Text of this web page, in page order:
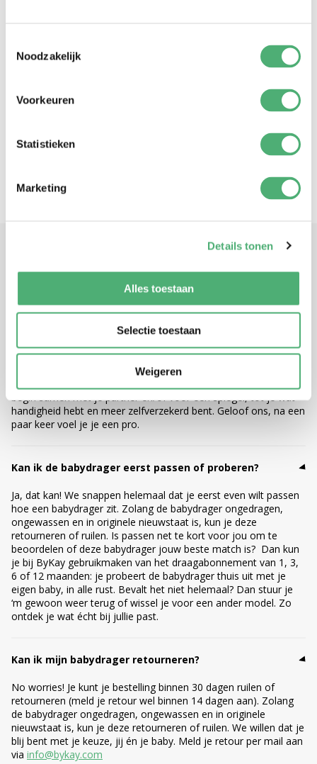
Noodzakelijk
Voorkeuren
Statistieken
Marketing
Details tonen
Alles toestaan
Selectie toestaan
Weigeren
FAQ
Kan ik de babydrager alleen omdoen?
Ja, alle ByKay babydragers zijn ontworpen voor ouders die vaak
alleen op pad zijn met baby. Met een beetje oefening (en onze
instructievideo’s
begin samen met je partner en/of voor een spiegel, tot je wat
handigheid hebt en meer zelfverzekerd bent. Geloof ons, na een
paar keer voel je je een pro.
Kan ik de babydrager eerst passen of proberen?
Ja, dat kan! We snappen helemaal dat je eerst even wilt passen
hoe een babydrager zit. Zolang de babydrager ongedragen,
ongewassen en in originele nieuwstaat is, kun je deze
retourneren of ruilen. Is passen net te kort voor jou om te
beoordelen of deze babydrager jouw beste match is? Dan kun
je bij ByKay gebruikmaken van het draagabonnement van 1, 3,
6 of 12 maanden: je probeert de babydrager thuis uit met je
eigen baby, in alle rust. Bevalt het niet helemaal? Dan stuur je
‘m gewoon weer terug of wissel je voor een ander model. Zo
ontdek je wat écht bij jullie past.
Kan ik mijn babydrager retourneren?
No worries! Je kunt je bestelling binnen 30 dagen ruilen of
retourneren (meld je retour wel binnen 14 dagen aan). Zolang
de babydrager ongedragen, ongewassen en in originele
nieuwstaat is, kun je deze retourneren of ruilen. We willen dat je
blij bent met je keuze, jij én je baby. Meld je retour per mail aan
via info@bykay.com